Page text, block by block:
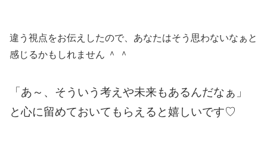
違う視点をお伝えしたので、あなたはそう思わないなぁと
感じるかもしれません ＾ ＾
「あ～、そういう考えや未来もあるんだなぁ」
と心に留めておいてもらえると嬉しいです♡